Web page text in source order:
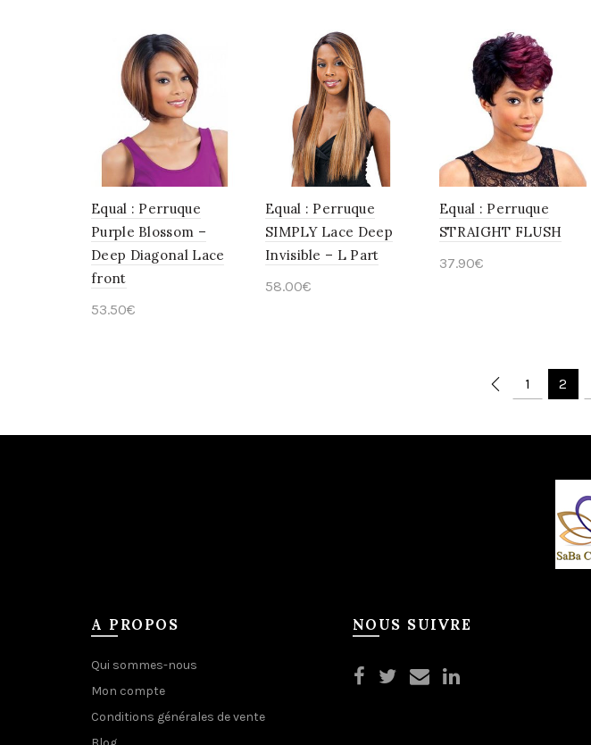
Equal : Perruque
Purple Blossom –
Deep Diagonal Lace
front
53.50€
Equal : Perruque
SIMPLY Lace Deep
Invisible – L Part
58.00€
Equal : Perruque
STRAIGHT FLUSH
37.90€
1 2
A PROPOS
Qui sommes-nous
Mon compte
Conditions générales de vente
NOUS SUIVRE